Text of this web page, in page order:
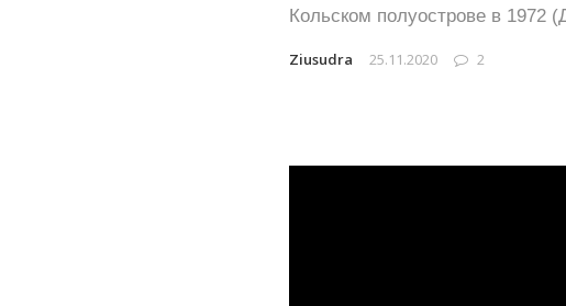
Кольском полуострове в 1972
Ziusudra 25.11.2020 2